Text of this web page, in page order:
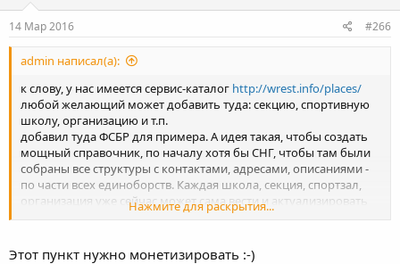
14 Мар 2016 #266
admin написал(а):
к слову, у нас имеется сервис-каталог http://wrest.info/places/
любой желающий может добавить туда: секцию, спортивную
школу, организацию и т.п.
добавил туда ФСБР для примера. А идея такая, чтобы создать
мощный справочник, по началу хотя бы СНГ, чтобы там были
собраны все структуры с контактами, адресами, описаниями -
по части всех единоборств. Каждая школа, секция, спортзал,
организация уже сейчас может сама вести и актуализировать
Нажмите для раскрытия...
Этот пункт нужно монетизировать :-)